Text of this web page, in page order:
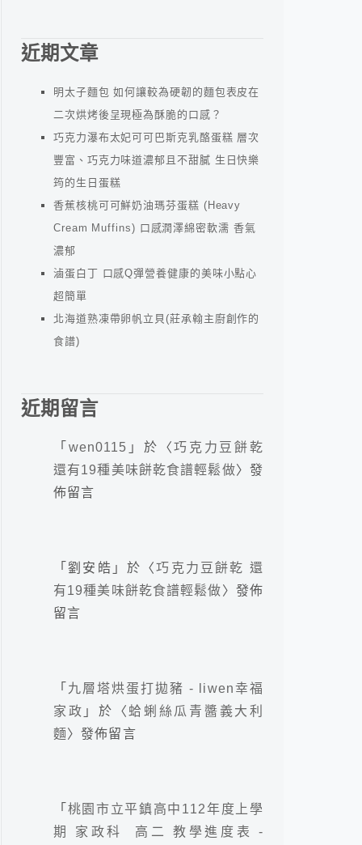
近期文章
明太子麵包 如何讓較為硬韌的麵包表皮在
二次烘烤後呈現極為酥脆的口感？
巧克力瀑布太妃可可巴斯克乳酪蛋糕 層次
豐富、巧克力味道濃郁且不甜膩 生日快樂
筠的生日蛋糕
香蕉核桃可可鮮奶油瑪芬蛋糕 (Heavy
Cream Muffins) 口感潤澤綿密軟濡 香氣
濃郁
滷蛋白丁 口感Q彈營養健康的美味小點心
超簡單
北海道熟凍帶卵帆立貝(莊承翰主廚創作的
食譜)
近期留言
「 wen0115 」於〈巧克力豆餅乾
還有19種美味餅乾食譜輕鬆做〉發
佈留言
「劉安皓 」於〈巧克力豆餅乾 還
有19種美味餅乾食譜輕鬆做〉發佈
留言
「 九層塔烘蛋打拋豬 - liwen幸福
家政 」於〈 蛤蜊絲瓜青醬義大利
麵〉發佈留言
「 桃園市立平鎮高中112年度上學
期 家政科 高二 教學進度表 -